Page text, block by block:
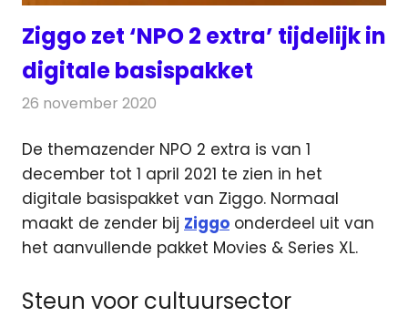
Ziggo zet ‘NPO 2 extra’ tijdelijk in
digitale basispakket
26 november 2020
De themazender NPO 2 extra is van 1
december tot 1 april 2021 te zien in het
digitale basispakket van Ziggo. Normaal
maakt de zender bij Ziggo onderdeel uit van
het aanvullende pakket Movies & Series XL.
Steun voor cultuursector